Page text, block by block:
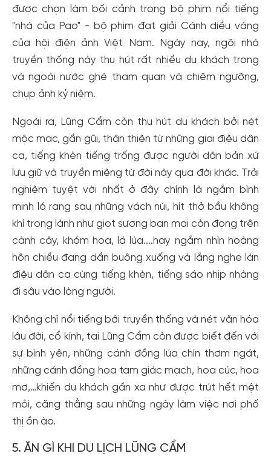
được chọn làm bối cảnh trong bộ phim nổi tiếng
"nhà của Pao" - bộ phim đạt giải Cánh diều vàng
của hội điện ảnh Việt Nam. Ngày nay, ngôi nhà
truyền thống này thu hút rất nhiều du khách trong
và ngoài nước ghé tham quan và chiêm ngưỡng,
chụp ảnh kỷ niệm.
Ngoài ra, Lũng Cẩm còn thu hút du khách bởi nét
mộc mạc, gần gũi, thân thiện từ những giai điệu dân
ca, tiếng khèn tiếng trống được người dân bản xứ
lưu giữ và truyền miệng từ đời này qua đời khác. Trải
nghiệm tuyệt vời nhất ở đây chính là ngắm bình
minh ló rạng sau những vách núi, hít thở bầu không
khí trong lành như giọt sương ban mai còn đọng trên
cành cây, khóm hoa, lá lúa....hay ngắm nhìn hoàng
hôn chiều đang dần buông xuống và lắng nghe làn
điệu dân ca cùng tiếng khèn, tiếng sáo nhịp nhàng
đi sâu vào lòng người.
Không chỉ nổi tiếng bởi truyền thống và nét văn hóa
lâu đời, cổ kính, tại Lũng Cẩm còn được biết đến với
sự bình yên, những cánh đồng lúa chín thơm ngát,
những cánh đồng hoa tam giác mạch, hoa cúc, hoa
mơ,…khiến du khách gần xa như được trút hết mệt
mỏi, căng thẳng sau những ngày làm việc nơi phố
thị ồn ào.
5. ĂN GÌ KHI DU LỊCH LŨNG CẨM